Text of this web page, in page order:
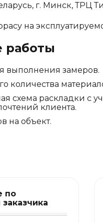
г. Минск, ТРЦ
на
выполнения замеров.
количества
схема раскладки с
клиента.
на объект.
по